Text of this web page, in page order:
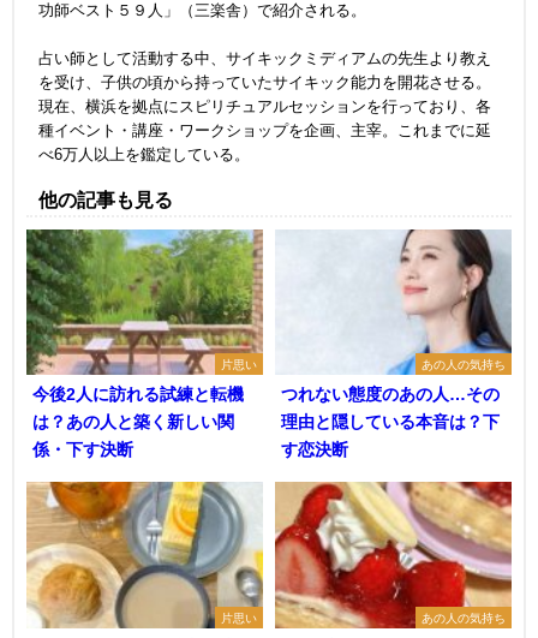
功師ベスト５９人」（三楽舎）で紹介される。
占い師として活動する中、サイキックミディアムの先生より教え
を受け、子供の頃から持っていたサイキック能力を開花させる。
現在、横浜を拠点にスピリチュアルセッションを行っており、各
種イベント・講座・ワークショップを企画、主宰。これまでに延
べ6万人以上を鑑定している。
他の記事も見る
片思い
今後2人に訪れる試練と転機
は？あの人と築く新しい関
係・下す決断
あの人の気持ち
つれない態度のあの人…その
理由と隠している本音は？下
す恋決断
片思い あの人の気持ち